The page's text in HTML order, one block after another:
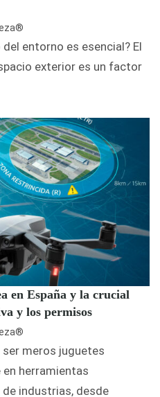
entorno es esencial? El
exterior es un factor
en España y la crucial
y los permisos
ser meros juguetes
herramientas
industrias, desde